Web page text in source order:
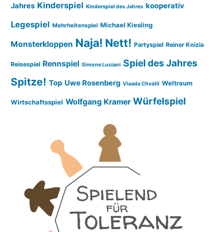
Jahres Kinderspiel Kinderspiel des Jahres kooperativ
Legespiel Mehrheitenspiel Michael Kiesling
Monsterkloppen Naja! Nett! Partyspiel Reiner Knizia
Reisespiel Rennspiel Simone Luciani Spiel des Jahres
Spitze! Top Uwe Rosenberg Vlaada Chvátil Weltraum
Wirtschaftsspiel Wolfgang Kramer Würfelspiel